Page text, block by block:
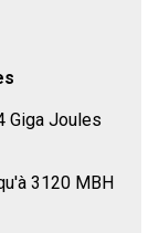
Giga Joules
3120 MBH